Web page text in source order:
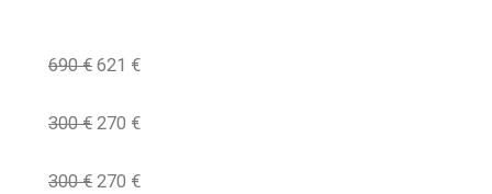
690€ 621 €
300€ 270 €
300€ 270 €